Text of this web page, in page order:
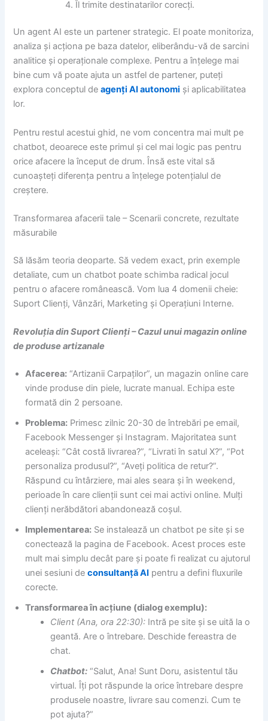
Îl trimite destinatarilor corecți.
Un agent AI este un partener strategic. El poate monitoriza,
analiza și acționa pe baza datelor, eliberându-vă de sarcini
analitice și operaționale complexe. Pentru a înțelege mai
bine cum vă poate ajuta un astfel de partener, puteți
explora conceptul deagenți AI autonomi și aplicabilitatea
lor.
Pentru restul acestui ghid, ne vom concentra mai mult pe
chatbot, deoarece este primul și cel mai logic pas pentru
orice afacere la început de drum. Însă este vital să
cunoașteți diferența pentru a înțelege potențialul de
creștere.
Transformarea afacerii tale – Scenarii concrete, rezultate
măsurabile
Să lăsăm teoria deoparte. Să vedem exact, prin exemple
detaliate, cum un chatbot poate schimba radical jocul
pentru o afacere românească. Vom lua 4 domenii cheie:
Suport Clienți, Vânzări, Marketing și Operațiuni Interne.
Revoluția din Suport Clienți – Cazul unui magazin online
de produse artizanale
Afacerea: “Artizanii Carpaților”, un magazin online care
vinde produse din piele, lucrate manual. Echipa este
formată din 2 persoane.
Problema: Primesc zilnic 20-30 de întrebări pe email,
Facebook Messenger și Instagram. Majoritatea sunt
aceleași: “Cât costă livrarea?”, “Livrati în satul X?”, “Pot
personaliza produsul?”, “Aveți politica de retur?”.
Răspund cu întârziere, mai ales seara și în weekend,
perioade în care clienții sunt cei mai activi online. Mulți
clienți nerăbdători abandonează coșul.
Implementarea: Se instalează un chatbot pe site și se
conectează la pagina de Facebook. Acest proces este
mult mai simplu decât pare și poate fi realizat cu ajutorul
unei sesiuni deconsultanță AI pentru a defini fluxurile
corecte.
Transformarea în acțiune (dialog exemplu):
Client (Ana, ora 22:30): Intră pe site și se uită la o
geantă. Are o întrebare. Deschide fereastra de
chat.
Chatbot: “Salut, Ana! Sunt Doru, asistentul tău
virtual. Îți pot răspunde la orice întrebare despre
produsele noastre, livrare sau comenzi. Cum te
pot ajuta?”